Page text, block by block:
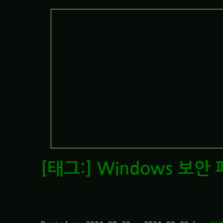
[태그:] Windows 보안